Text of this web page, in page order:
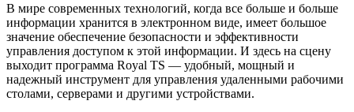
В мире современных технологий, когда все больше и больше
информации хранится в электронном виде, имеет большое
значение обеспечение безопасности и эффективности
управления доступом к этой информации. И здесь на сцену
выходит программа Royal TS — удобный, мощный и
надежный инструмент для управления удаленными рабочими
столами, серверами и другими устройствами.